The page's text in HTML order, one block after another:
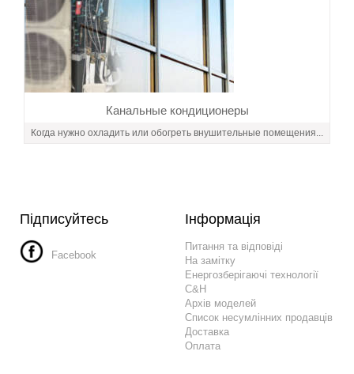
Канальные кондиционеры
Когда нужно охладить или обогреть внушительные помещения...
Підписуйтесь
Facebook
Інформація
Питання та відповіді
На замітку
Енергозберігаючі технології
C&H
Архів моделей
Список несумлінних продавців
Доставка
Оплата